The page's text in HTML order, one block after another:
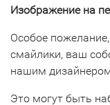
Изображение на
Особое
смайлики, ваш
нашим
Это могут быть